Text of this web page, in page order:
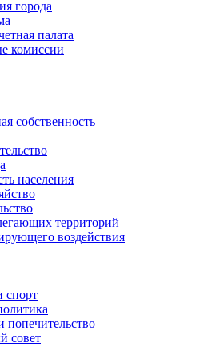
города
палата
комиссии
собственность
населения
территорий
воздействия
спорт
попечительство
совет